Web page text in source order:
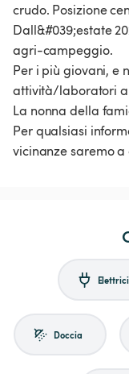
crudo. Posizione
Dall&#039;estate
agri-campeggio.
Per i più giovani, e
attività/laboratori a
La nonna della
Per qualsiasi
vicinanze saremo
Doccia